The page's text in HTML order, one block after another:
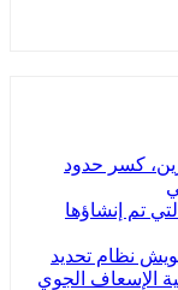
كسر حدود
تم إنشاؤها
نظام تحديد
الإسعاف الجوي